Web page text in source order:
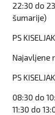
22:30 do
šumarije)
PS KISELJAK
Najavljene
PS KISELJAK
08:30 do
11:30 do